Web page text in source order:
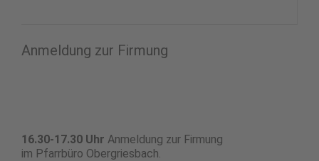
Anmeldung zur Firmung
16.30-17.30 Uhr Anmeldung zur Firmung
im Pfarrbüro Obergriesbach.